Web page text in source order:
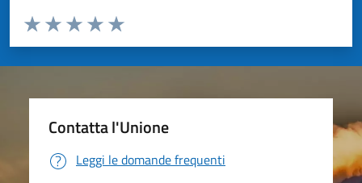
Valuta da 1 a 5 stelle la pagina
Valuta 5 stelle su 5
Valuta 4 stelle su 5
Valuta 3 stelle su 5
Valuta 2 stelle su 5
Valuta 1 stelle su 5
Contatta l'Unione
Leggi le domande frequenti